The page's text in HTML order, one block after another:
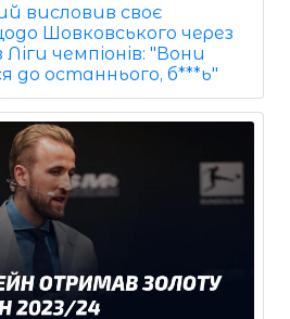
висловив своє
Шовковського через
чемпіонів: "Вони
до останнього, б***ь"